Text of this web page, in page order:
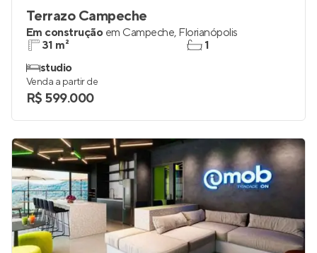
Terrazo Campeche
Em construção em Campeche, Florianópolis
31 m²
studio
1
Venda a partir de
R$ 599.000